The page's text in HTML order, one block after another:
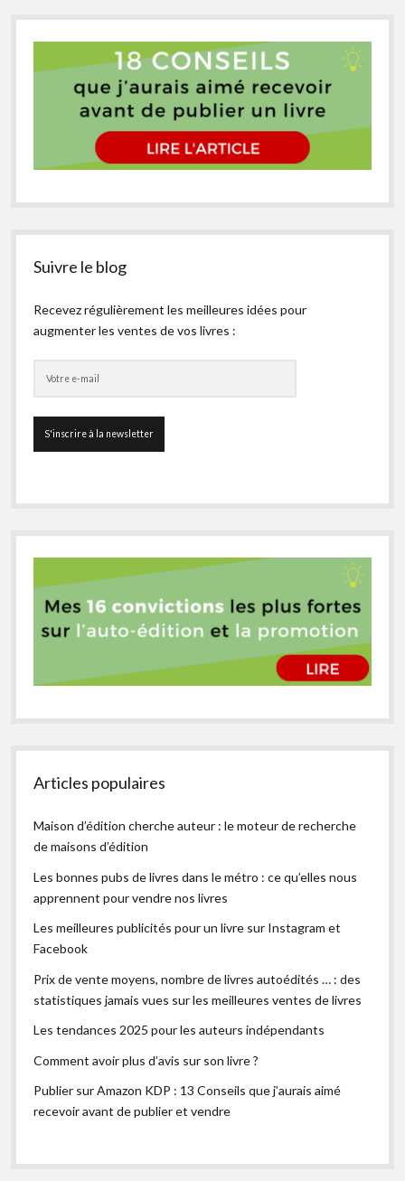
Suivre le blog
Recevez régulièrement les meilleures idées pour
augmenter les ventes de vos livres :
Articles populaires
Maison d’édition cherche auteur : le moteur de recherche
de maisons d’édition
Les bonnes pubs de livres dans le métro : ce qu’elles nous
apprennent pour vendre nos livres
Les meilleures publicités pour un livre sur Instagram et
Facebook
Prix de vente moyens, nombre de livres autoédités … : des
statistiques jamais vues sur les meilleures ventes de livres
Les tendances 2025 pour les auteurs indépendants
Comment avoir plus d’avis sur son livre ?
Publier sur Amazon KDP : 13 Conseils que j’aurais aimé
recevoir avant de publier et vendre